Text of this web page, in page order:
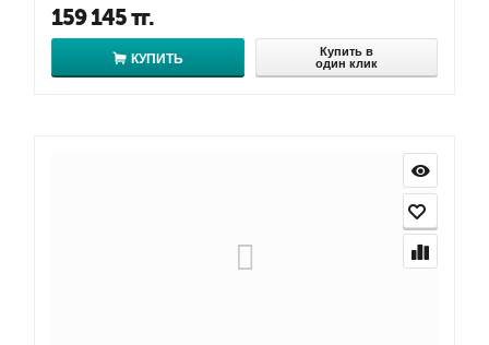
159 145тг.
КУПИТЬ
Купить в
один клик